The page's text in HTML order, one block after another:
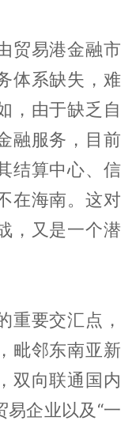
贸易港金融市
体系缺失，难
，由于缺乏自
融服务，目前
结算中心、信
在海南。这对
，又是一个潜
重要交汇点，
毗邻东南亚新
双向联通国内
易企业以及“一